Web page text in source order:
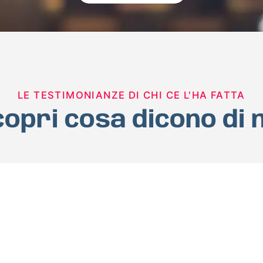
LE TESTIMONIANZE DI CHI CE L'HA FATTA
cosa dicono di